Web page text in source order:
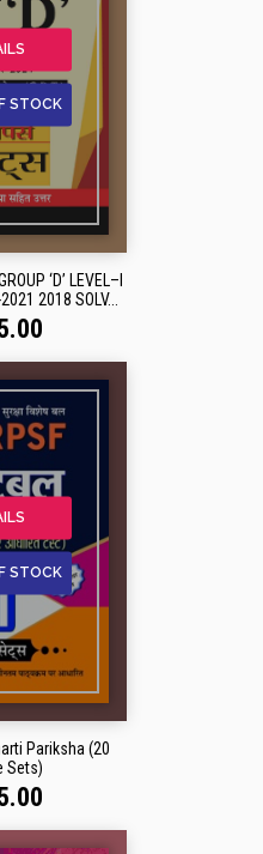
STOCK
‘D’ LEVEL–I
2018 SOLV...
STOCK
Pariksha (20
Sets)